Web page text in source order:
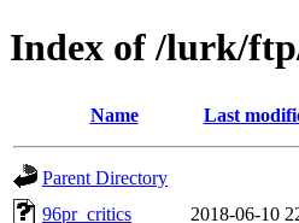
Index of /lurk/
Name Last
Parent Directory
96pr_critics
2018-06-10